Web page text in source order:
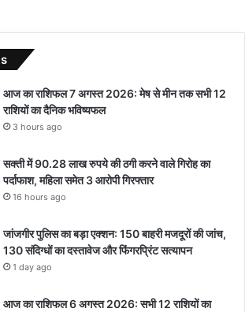
आज का राशिफल 7 अगस्त 2026: मेष से मीन तक सभी 12
राशियों का दैनिक भविष्यफल
3 hours ago
सक्ती में 90.28 लाख रुपये की ठगी करने वाले गिरोह का
पर्दाफाश, महिला समेत 3 आरोपी गिरफ्तार
16 hours ago
जांजगीर पुलिस का बड़ा एक्शन: 150 बाहरी मजदूरों की जांच,
130 संदिग्धों का दस्तावेज और फिंगरप्रिंट सत्यापन
1 day ago
आज का राशिफल 6 अगस्त 2026: सभी 12 राशियों का